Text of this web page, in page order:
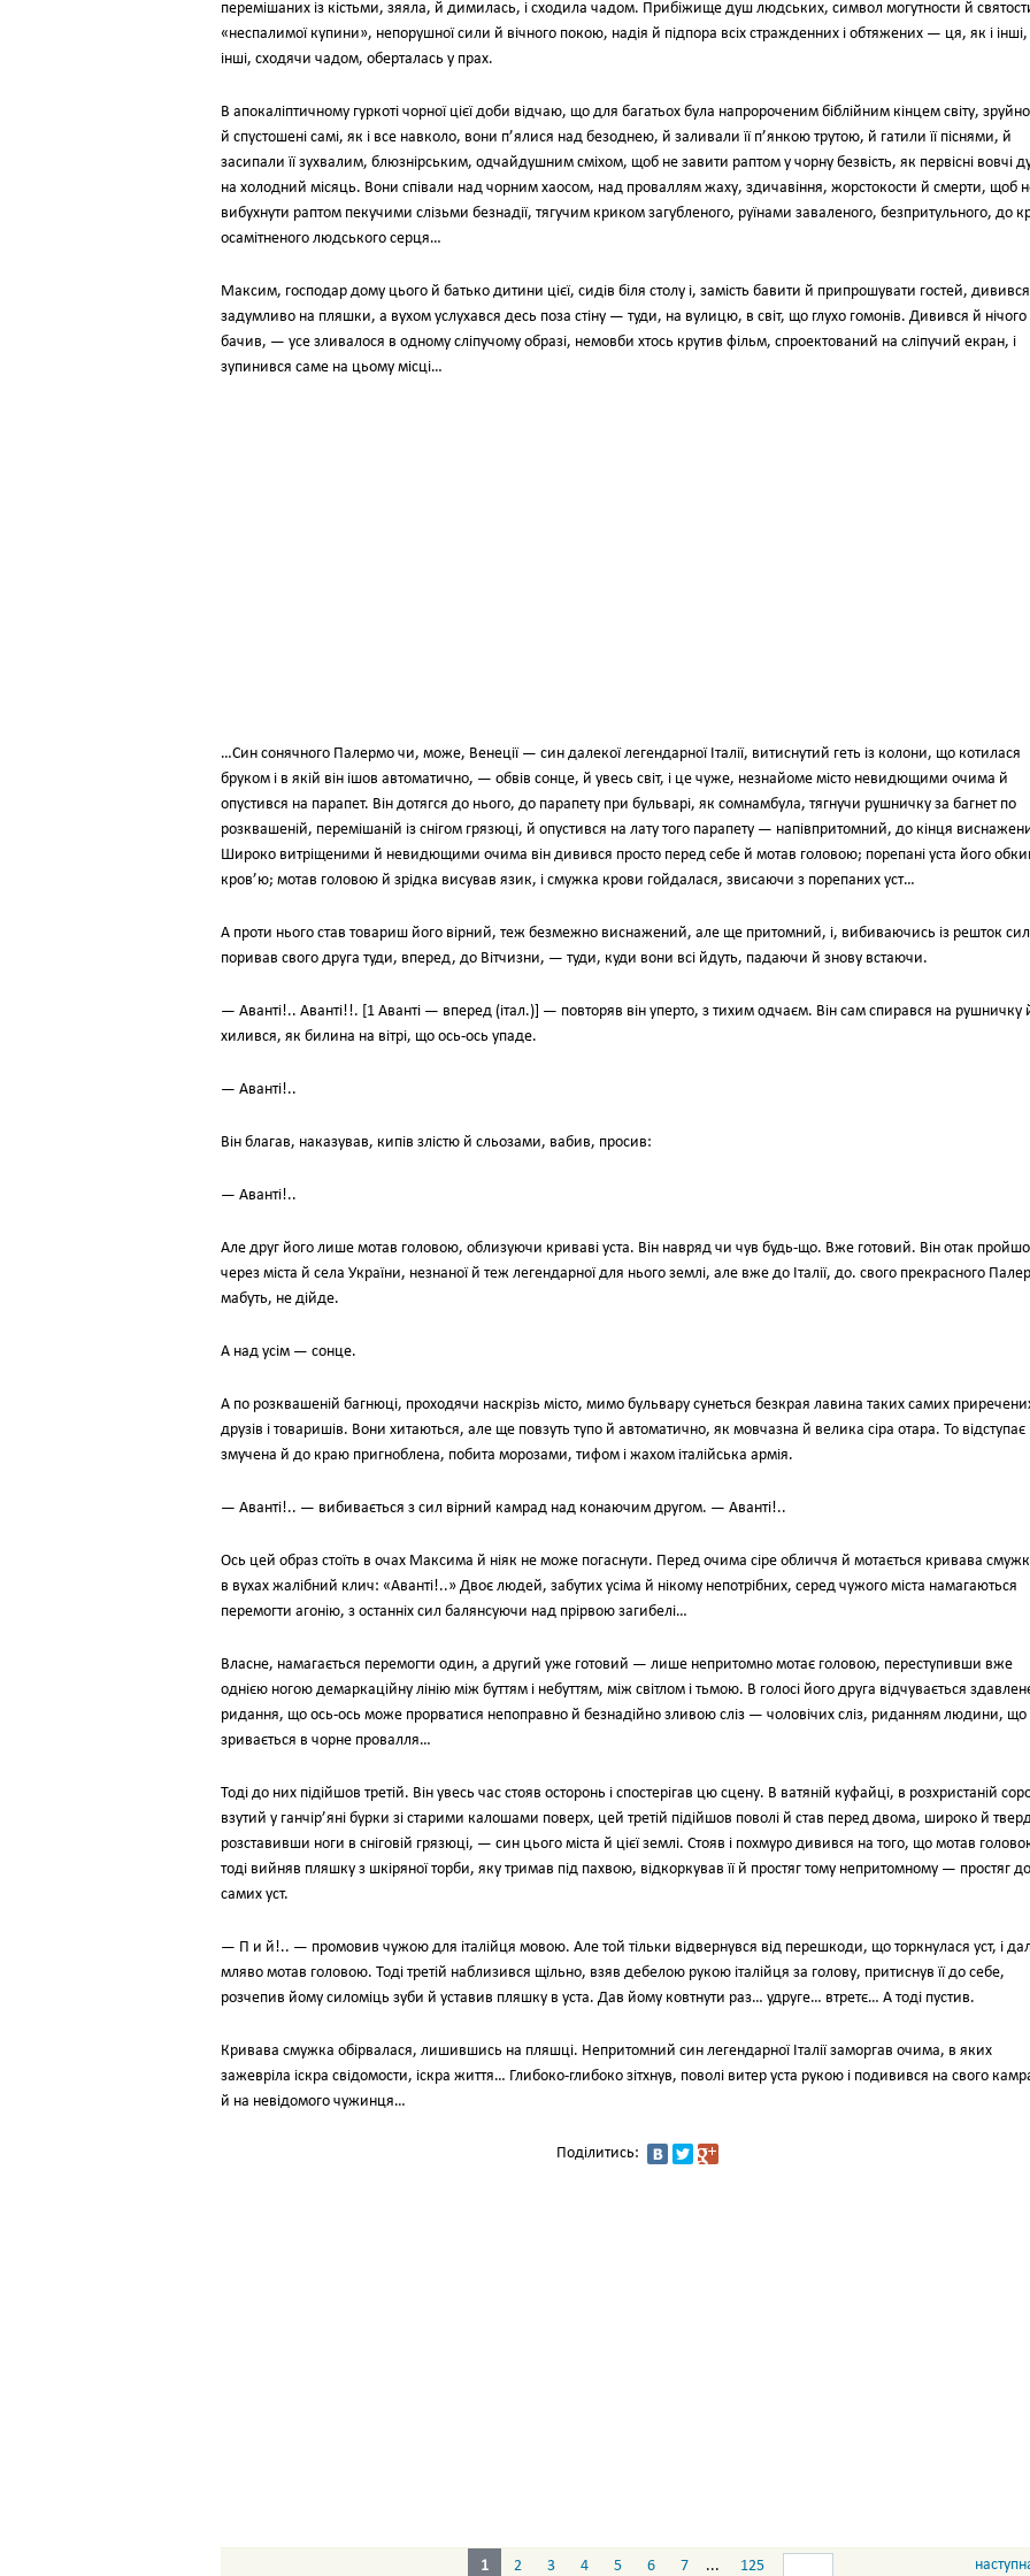
перемішаних із кістьми, зяяла, й димилась, і сходила чадом. Прибіжище душ людських, символ могутности й
«неспалимої купини», непорушної сили й вічного покою, надія й підпора всіх стражденних і обтяжених — ця, як і
інші, сходячи чадом, оберталась у прах.
В апокаліптичному гуркоті чорної цієї доби відчаю, що для багатьох була напророченим біблійним кінцем світу,
й спустошені самі, як і все навколо, вони п’ялися над безоднею, й заливали її п’янкою трутою, й гатили її піснями, й
засипали її зухвалим, блюзнірським, одчайдушним сміхом, щоб не завити раптом у чорну безвість, як первісні вовчі
на холодний місяць. Вони співали над чорним хаосом, над проваллям жаху, здичавіння, жорстокости й смерти, щоб
вибухнути раптом пекучими слізьми безнадії, тягучим криком загубленого, руїнами заваленого, безпритульного, до
осамітненого людського серця…
Максим, господар дому цього й батько дитини цієї, сидів біля столу і, замість бавити й припрошувати гостей, дивився
задумливо на пляшки, а вухом услухався десь поза стіну — туди, на вулицю, в світ, що глухо гомонів. Дивився й нічого
бачив, — усе зливалося в одному сліпучому образі, немовби хтось крутив фільм, спроектований на сліпучий екран, і
зупинився саме на цьому місці…
…Син сонячного Палермо чи, може, Венеції — син далекої легендарної Італії, витиснутий геть із колони, що котилася
бруком і в якій він ішов автоматично, — обвів сонце, й увесь світ, і це чуже, незнайоме місто невидющими очима й
опустився на парапет. Він дотягся до нього, до парапету при бульварі, як сомнамбула, тягнучи рушничку за багнет по
розквашеній, перемішаній із снігом грязюці, й опустився на лату того парапету — напівпритомний, до кінця
Широко витріщеними й невидющими очима він дивився просто перед себе й мотав головою; порепані уста його
кров’ю; мотав головою й зрідка висував язик, і смужка крови гойдалася, звисаючи з порепаних уст…
А проти нього став товариш його вірний, теж безмежно виснажений, але ще притомний, і, вибиваючись із решток
поривав свого друга туди, вперед, до Вітчизни, — туди, куди вони всі йдуть, падаючи й знову встаючи.
— Аванті!.. Аванті!!. [1 Аванті — вперед (італ.)] — повторяв він уперто, з тихим одчаєм. Він сам спирався на рушничку
хилився, як билина на вітрі, що ось-ось упаде.
— Аванті!..
Він благав, наказував, кипів злістю й сльозами, вабив, просив:
— Аванті!..
Але друг його лише мотав головою, облизуючи криваві уста. Він навряд чи чув будь-що. Вже готовий. Він отак
через міста й села України, незнаної й теж легендарної для нього землі, але вже до Італії, до. свого прекрасного
мабуть, не дійде.
А над усім — сонце.
А по розквашеній багнюці, проходячи наскрізь місто, мимо бульвару сунеться безкрая лавина таких самих
друзів і товаришів. Вони хитаються, але ще повзуть тупо й автоматично, як мовчазна й велика сіра отара. То відступає
змучена й до краю пригноблена, побита морозами, тифом і жахом італійська армія.
— Аванті!.. — вибивається з сил вірний камрад над конаючим другом. — Аванті!..
Ось цей образ стоїть в очах Максима й ніяк не може погаснути. Перед очима сіре обличчя й мотається кривава
в вухах жалібний клич: «Аванті!..» Двоє людей, забутих усіма й нікому непотрібних, серед чужого міста намагаються
перемогти агонію, з останніх сил балянсуючи над прірвою загибелі…
Власне, намагається перемогти один, а другий уже готовий — лише непритомно мотає головою, переступивши вже
однією ногою демаркаційну лінію між буттям і небуттям, між світлом і тьмою. В голосі його друга відчувається
ридання, що ось-ось може прорватися непоправно й безнадійно зливою сліз — чоловічих сліз, риданням людини, що
зривається в чорне провалля…
Тоді до них підійшов третій. Він увесь час стояв осторонь і спостерігав цю сцену. В ватяній куфайці, в розхристаній
взутий у ганчір’яні бурки зі старими калошами поверх, цей третій підійшов поволі й став перед двома, широко й
розставивши ноги в сніговій грязюці, — син цього міста й цієї землі. Стояв і похмуро дивився на того, що мотав
тоді вийняв пляшку з шкіряної торби, яку тримав під пахвою, відкоркував її й простяг тому непритомному — простяг до
самих уст.
— П и й!.. — промовив чужою для італійця мовою. Але той тільки відвернувся від перешкоди, що торкнулася уст, і
мляво мотав головою. Тоді третій наблизився щільно, взяв дебелою рукою італійця за голову, притиснув її до себе,
розчепив йому силоміць зуби й уставив пляшку в уста. Дав йому ковтнути раз… удруге… втретє… А тоді пустив.
Кривава смужка обірвалася, лишившись на пляшці. Непритомний син легендарної Італії заморгав очима, в яких
зажевріла іскра свідомости, іскра життя… Глибоко-глибоко зітхнув, поволі витер уста рукою і подивився на свого
й на невідомого чужинця…
Поділитись:
1 2 3 4 5 6 7 ... 125